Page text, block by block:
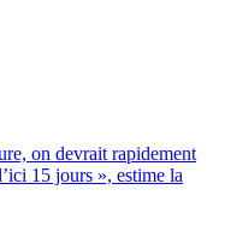
on devrait rapidement
15 jours », estime la